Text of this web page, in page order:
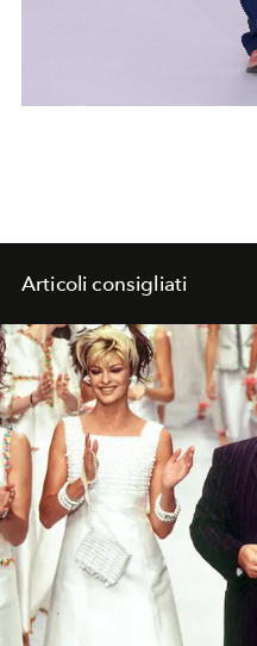
Articoli consigliati